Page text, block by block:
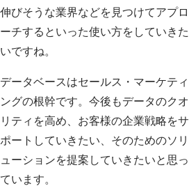
伸びそうな業界などを見つけてアプロ
ーチするといった使い方をしていきた
いですね。
データベースはセールス・マーケティ
ングの根幹です。今後もデータのクオ
リティを高め、お客様の企業戦略をサ
ポートしていきたい、そのためのソリ
ューションを提案していきたいと思っ
ています。